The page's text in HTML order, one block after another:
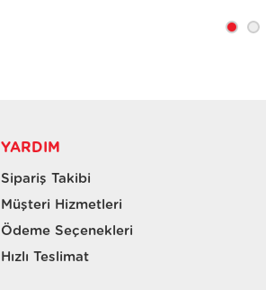
YARDIM
Sipariş Takibi
Müşteri Hizmetleri
Ödeme Seçenekleri
Hızlı Teslimat